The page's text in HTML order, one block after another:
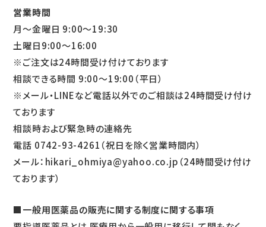
営業時間
月～金曜日 9:00～19:30
土曜日9:00～16:00
※ご注文は24時間受け付けております
相談できる時間 9:00～19:00（平日）
※メール・LINEなど電話以外でのご相談は24時間受け付け
ております
相談時および緊急時の連絡先
電話 0742-93-4261（祝日を除く営業時間内）
メール：hikari_ohmiya@yahoo.co.jp（24時間受け付け
ております）
■一般用医薬品の販売に関する制度に関する事項